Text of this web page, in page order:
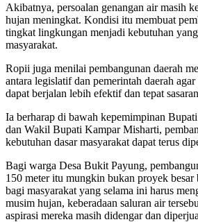
Akibatnya, persoalan genangan air masih
hujan meningkat. Kondisi itu membuat
tingkat lingkungan menjadi kebutuhan
masyarakat.
Ropii juga menilai pembangunan daerah
antara legislatif dan pemerintah daerah
dapat berjalan lebih efektif dan tepat
Ia berharap di bawah kepemimpinan
dan Wakil Bupati Kampar Misharti,
kebutuhan dasar masyarakat dapat terus
Bagi warga Desa Bukit Payung,
150 meter itu mungkin bukan proyek besar
bagi masyarakat yang selama ini harus
musim hujan, keberadaan saluran air
aspirasi mereka masih didengar dan